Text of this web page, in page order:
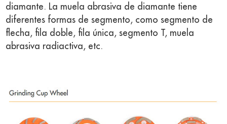
diamante. La muela abrasiva de diamante tiene
diferentes formas de segmento, como segmento de
flecha, fila doble, fila única, segmento T, muela
abrasiva radiactiva, etc.